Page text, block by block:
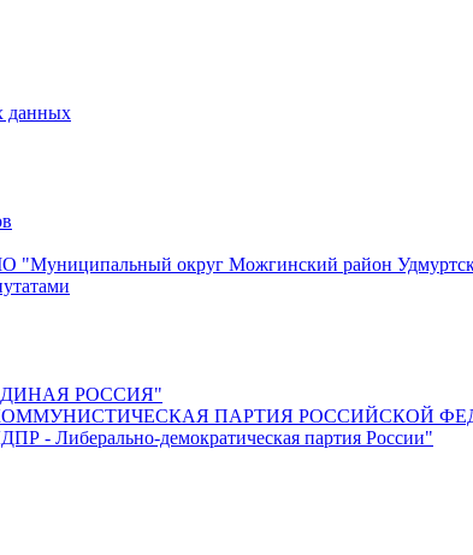
данных
"Муниципальный округ Можгинский район
"ЕДИНАЯ РОССИЯ"
"КОММУНИСТИЧЕСКАЯ ПАРТИЯ РОССИЙСКОЙ
- Либерально-демократическая партия России"